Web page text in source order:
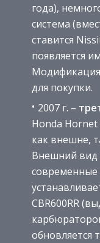
года),
система
ставится
появляется
Модификация
для покупки.
2007 г. –
Honda Hornet
как внешне,
Внешний вид
современные
CBR600RR
обновляется